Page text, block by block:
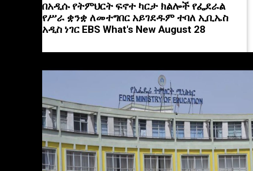
በአዲሱ የትምህርት ፍኖተ ካርታ ክልሎች የፌደራል
የሥራ ቋንቋ ለመተግበር አይገደዱም ተባለ ኢቢኤስ
አዲስ ነገር EBS What's New August 28